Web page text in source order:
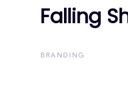
Falling
Falling
BRANDING